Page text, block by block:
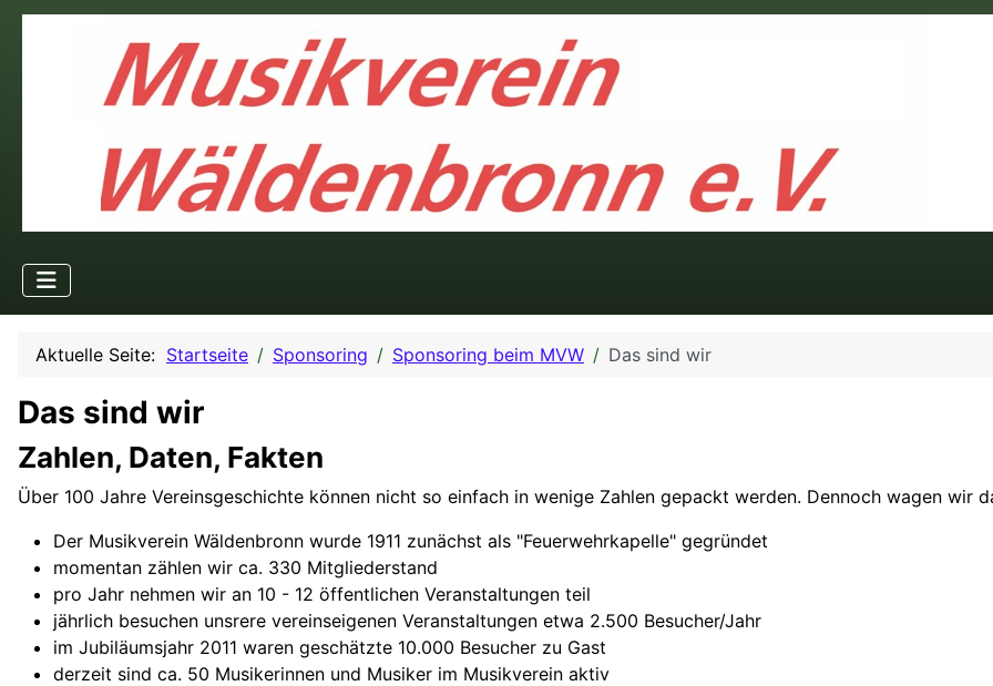
Aktuelle Seite: Startseite Sponsoring Sponsoring beim MVW Das sind wir
Das sind wir
Zahlen, Daten, Fakten
Über 100 Jahre Vereinsgeschichte können nicht so einfach in wenige Zahlen gepackt werden. Dennoch wagen wir
Der Musikverein Wäldenbronn wurde 1911 zunächst als "Feuerwehrkapelle" gegründet
momentan zählen wir ca. 330 Mitgliederstand
pro Jahr nehmen wir an 10 - 12 öffentlichen Veranstaltungen teil
jährlich besuchen unsrere vereinseigenen Veranstaltungen etwa 2.500 Besucher/Jahr
im Jubiläumsjahr 2011 waren geschätzte 10.000 Besucher zu Gast
derzeit sind ca. 50 Musikerinnen und Musiker im Musikverein aktiv